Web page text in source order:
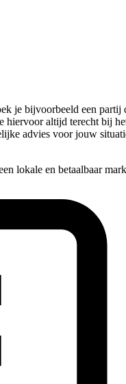
je bijvoorbeeld een partij
hiervoor altijd terecht bij
advies voor jouw
lokale en betaalbaar